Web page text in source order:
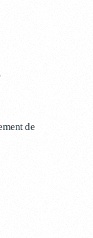
de